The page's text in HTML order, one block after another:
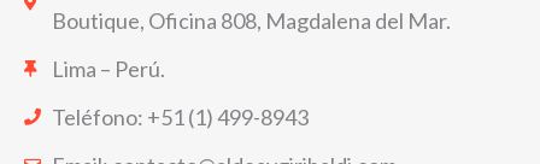
Boutique, Oficina 808, Magdalena del Mar.
Lima – Perú.
Teléfono: +51 (1) 499-8943